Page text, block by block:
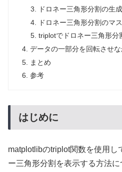
ドロネー三角形分割の生成
ドロネー三角形分割のマ
triplotでドロネー三角形分
データの一部分を回転させ
まとめ
参考
はじめに
matplotlibのtriplot関数を使用し
ー三角形分割を表示する方法